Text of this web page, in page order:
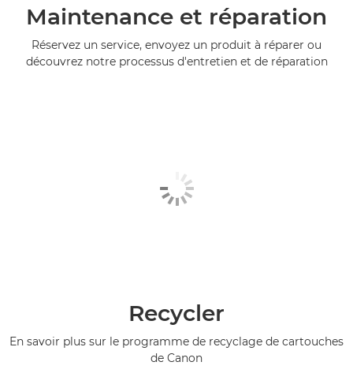
Maintenance et réparation
Réservez un service, envoyez un produit à réparer ou
découvrez notre processus d'entretien et de réparation
Recycler
En savoir plus sur le programme de recyclage de cartouches
de Canon